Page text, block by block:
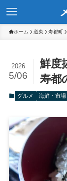
ホーム 道央 寿都町
鮮度
寿都
2026
5/06
グルメ 海鮮・市場